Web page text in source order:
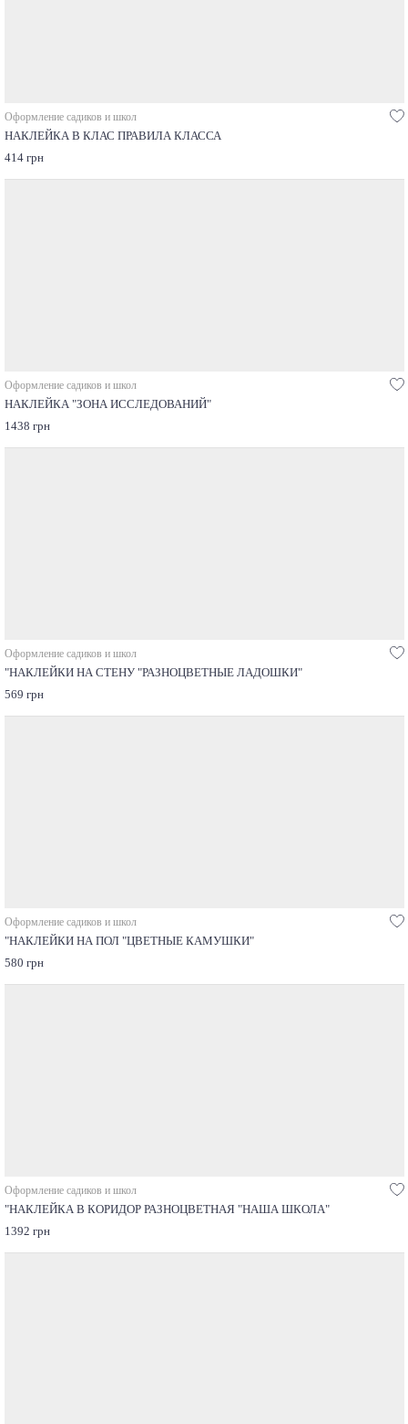
Оформление садиков и школ
НАКЛЕЙКА В КЛАС ПРАВИЛА КЛАССА
414 грн
Оформление садиков и школ
НАКЛЕЙКА "ЗОНА ИССЛЕДОВАНИЙ"
1438 грн
Оформление садиков и школ
"НАКЛЕЙКИ НА СТЕНУ "РАЗНОЦВЕТНЫЕ ЛАДОШКИ"
569 грн
Оформление садиков и школ
"НАКЛЕЙКИ НА ПОЛ "ЦВЕТНЫЕ КАМУШКИ"
580 грн
Оформление садиков и школ
"НАКЛЕЙКА В КОРИДОР РАЗНОЦВЕТНАЯ "НАША ШКОЛА"
1392 грн